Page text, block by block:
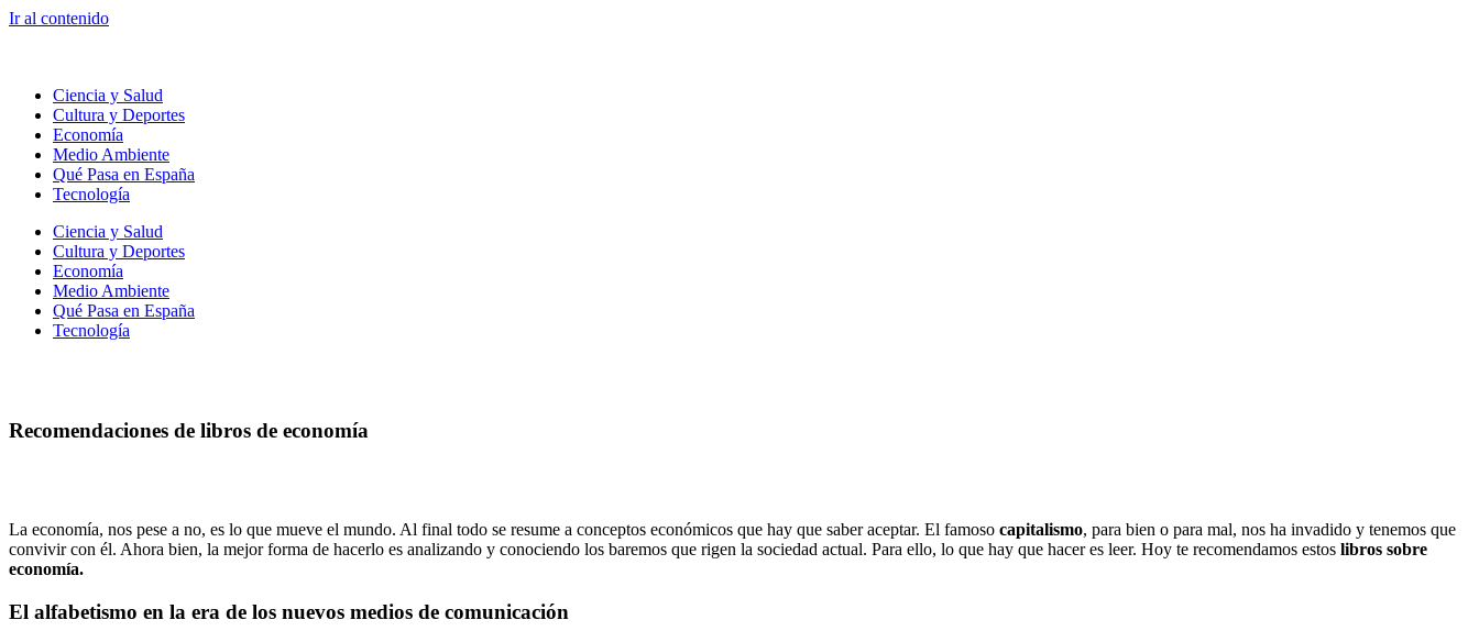
Ir al contenido
Ciencia y Salud
Cultura y Deportes
Economía
Medio Ambiente
Qué Pasa en España
Tecnología
Ciencia y Salud
Cultura y Deportes
Economía
Medio Ambiente
Qué Pasa en España
Tecnología
Recomendaciones de libros de economía
La economía, nos pese a no, es lo que mueve el mundo. Al final todo se resume a conceptos económicos que hay que saber aceptar. El famoso capitalismo, para bien o para mal, nos ha invadido y tenemos que
convivir con él. Ahora bien, la mejor forma de hacerlo es analizando y conociendo los baremos que rigen la sociedad actual. Para ello, lo que hay que hacer es leer. Hoy te recomendamos estos libros sobre
economía.
El alfabetismo en la era de los nuevos medios de comunicación